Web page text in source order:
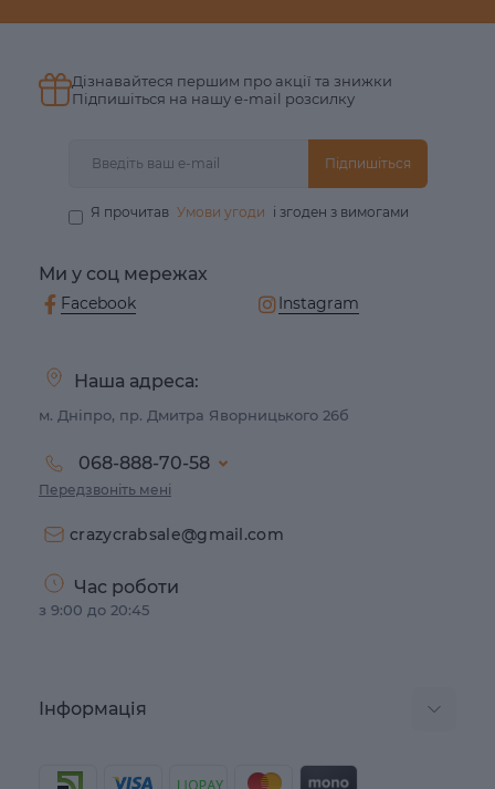
Наша адреса:
м. Дніпро, пр. Дмитра Яворницького 26б
068-888-70-58
Передзвоніть мені
crazycrabsale@gmail.com
Час роботи
з 9:00 до 20:45
Інформація
Дізнавайтеся першим про акції та знижки
Підпишіться на нашу e-mail розсилку
Підпишіться
Я прочитав Умови угоди і згоден з вимогами
Ми у соц мережах
Facebook Instagram